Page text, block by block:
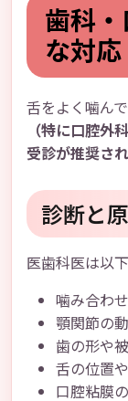
歯科
な対応
舌をよく噛ん
（特に口腔外
受診が推奨さ
診断と
医歯科医は以
噛み合わ
顎関節の
歯の形や
舌の位置
口腔粘膜